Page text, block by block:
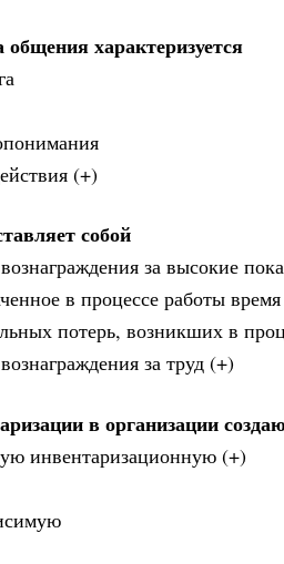
характеризуется
(+)
собой
за высокие
в процессе работы время
потерь, возникших в
за труд (+)
в организации
инвентаризационную (+)